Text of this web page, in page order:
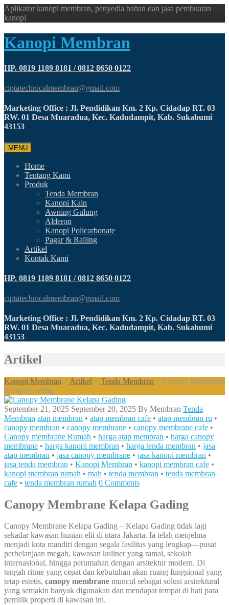
Aplikator kanopi membran, penyedia bahan dan jasa pembuatan
kanopi
Kanopi Membran
HP. 0819 1189 8181 / 0812 8650 0122
ciptatechnicalmembran@gmail.com
Marketing Office : Jl. Pendidikan Km. 2 Kp. Cidadap RT. 03
RW. 01 Desa Muaradua, Kec. Kadudampit, Kab. Sukabumi
43153
MENU
Home
Tentang Kami
Produk
Tenda Membran
Kanopi Kain
Awning Gulung
Alderon
Kanopi Policarbonate
Pagar & Railing
Artikel
Kontak Kami
HP. 0819 1189 8181 / 0812 8650 0122
ciptatechnicalmembran@gmail.com
Marketing Office : Jl. Pendidikan Km. 2 Kp. Cidadap RT. 03
RW. 01 Desa Muaradua, Kec. Kadudampit, Kab. Sukabumi
43153
Artikel
Kanopi Membran > Artikel > Tenda Membran > Canopy Membrane
Kelapa Gading
September 21, 2025 September 20, 2025 By Membran Tenda
Membran atap membran • atap membran cafe • atap membran ru •
canopy membran • canopy membrane • canopy membrane cafe •
Canopy membrane Rumah • harga atap membran • harga canopy
membrane • harga kanopi membran • harga tenda membran • jasa
atap membran • jasa canopy membrane • jasa kanopi membran •
jasa tenda membran • Kanopi Membran • kanopi membran cafe •
kanopi membran rumah • mah • tenda membran • tenda membran
cafe • tenda membran rumah 0 Comments
Canopy Membrane Kelapa Gading
Canopy Membrane Kelapa Gading – Kelapa Gading tidak lagi
sekadar kawasan hunian elit di utara Jakarta. Ia telah menjelma
menjadi kota mandiri dengan segala fasilitas yang lengkap—pusat
perbelanjaan megah, kawasan kuliner yang ramai, sekolah
internasional, hingga perumahan dengan arsitektur modern. Di
tengah ritme yang cepat dan kebutuhan akan ruang fungsional yang
tetap estetis, canopy membrane muncul sebagai solusi arsitektural
yang semakin banyak digunakan dan mendapat tempat di hati para
pemilik properti di kawasan ini.